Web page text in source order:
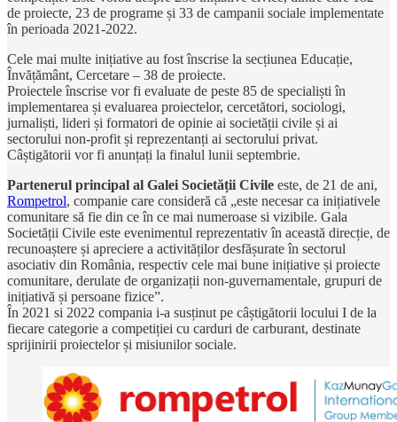
de proiecte, 23 de programe și 33 de campanii sociale implementate
în perioada 2021-2022.
Cele mai multe inițiative au fost înscrise la secțiunea Educație,
Învățământ, Cercetare – 38 de proiecte.
Proiectele înscrise vor fi evaluate de peste 85 de specialiști în
implementarea și evaluarea proiectelor, cercetători, sociologi,
jurnaliști, lideri și formatori de opinie ai societății civile și ai
sectorului non-profit și reprezentanți ai sectorului privat.
Câștigătorii vor fi anunțați la finalul lunii septembrie.
Partenerul principal al Galei Societății Civile este, de 21 de ani,
Rompetrol, companie care consideră că „este necesar ca inițiativele
comunitare să fie din ce în ce mai numeroase si vizibile. Gala
Societății Civile este evenimentul reprezentativ în această direcție, de
recunoaștere și apreciere a activităților desfășurate în sectorul
asociativ din România, respectiv cele mai bune inițiative și proiecte
comunitare, derulate de organizații non-guvernamentale, grupuri de
inițiativă și persoane fizice”.
În 2021 si 2022 compania i-a susținut pe câștigătorii locului I de la
fiecare categorie a competiției cu carduri de carburant, destinate
sprijinirii proiectelor și misiunilor sociale.